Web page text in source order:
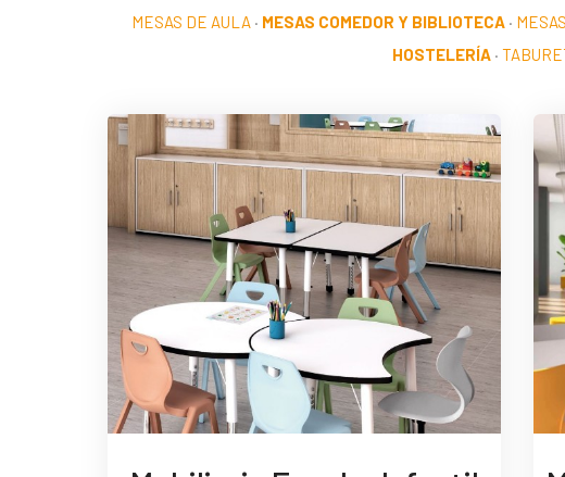
MESAS DE AULA · MESAS COMEDOR Y BIBLIOTECA ·
HOSTELERÍA ·